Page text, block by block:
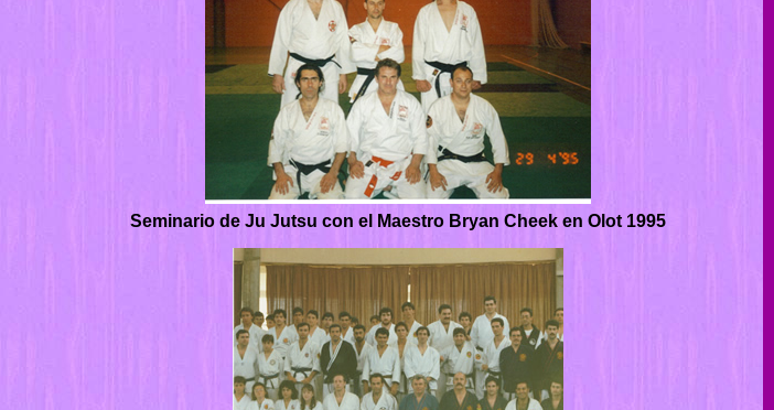
Seminario de Ju Jutsu con el Maestro Bryan Cheek en Olot 1995